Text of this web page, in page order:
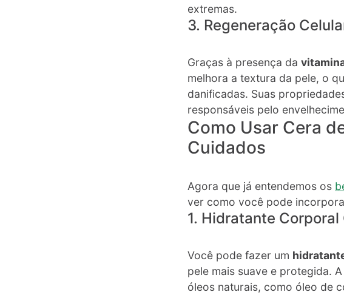
extremas​.
3. Regeneração
Graças à presença da
melhora a textura da pele, o
danificadas. Suas
responsáveis pelo
Como Usar Cera
Cuidados
Agora que já entendemos os
ver como você pode
1. Hidratante Corporal
Você pode fazer um
pele mais suave e protegida.
óleos naturais, como óleo de